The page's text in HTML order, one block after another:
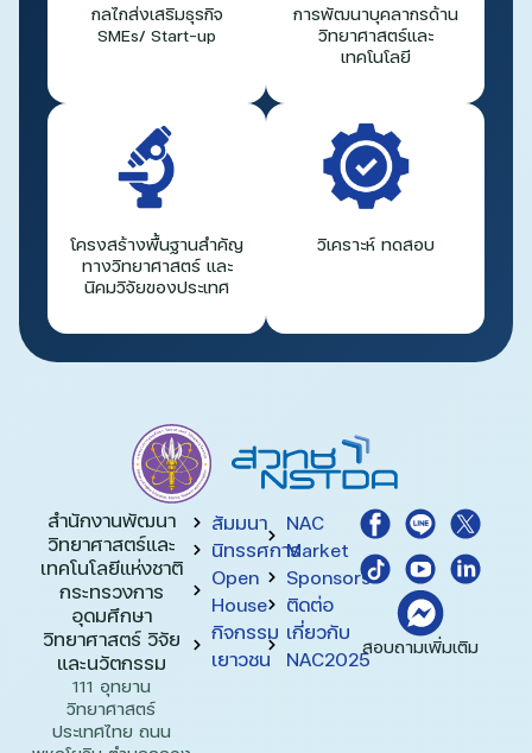
กลไกส่งเสริมธุรกิจ
SMEs/ Start-up
การพัฒนาบุคลากรด้าน
วิทยาศาสตร์และ
เทคโนโลยี
โครงสร้างพื้นฐานสำคัญ
ทางวิทยาศาสตร์ และ
นิคมวิจัยของประเทศ
วิเคราะห์ ทดสอบ
สำนักงานพัฒนา
วิทยาศาสตร์และ
เทคโนโลยีแห่งชาติ​
กระทรวงการ
อุดมศึกษา
วิทยาศาสตร์ วิจัย
และนวัตกรรม
111 อุทยาน
วิทยาศาสตร์
ประเทศไทย ถนน
สัมมนา
นิทรรศการ
Open
House
กิจกรรม
เยาวชน
NAC
Market
Sponsors
ติดต่อ
เกี่ยวกับ
NAC2025สอบถามเพิ่มเติม